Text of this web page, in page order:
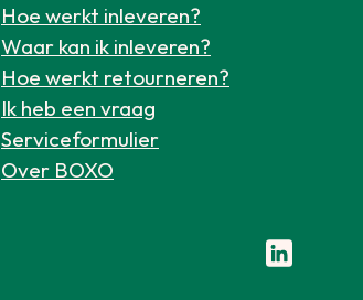
Hoe werkt inleveren?
Waar kan ik inleveren?
Hoe werkt retourneren?
Ik heb een vraag
Serviceformulier
Over BOXO
Volg ons